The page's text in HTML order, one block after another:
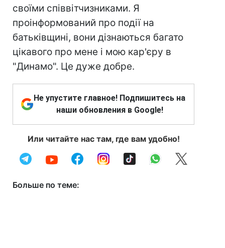
своїми співвітчизниками. Я
проінформований про події на
батьківщині, вони дізнаються багато
цікавого про мене і мою кар'єру в
"Динамо". Це дуже добре.
Не упустите главное! Подпишитесь на
наши обновления в Google!
Или читайте нас там, где вам удобно!
Больше по теме: